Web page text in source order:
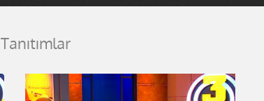
Tanıtımlar